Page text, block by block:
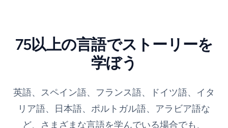
75以上の言語でストーリーを
学ぼう
英語、スペイン語、フランス語、ドイツ語、イタ
リア語、日本語、ポルトガル語、アラビア語な
ど、さまざまな言語を学んでいる場合でも、